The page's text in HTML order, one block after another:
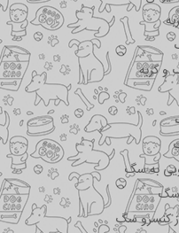
و گربه
به سگ
سگ
کنسرو سگ